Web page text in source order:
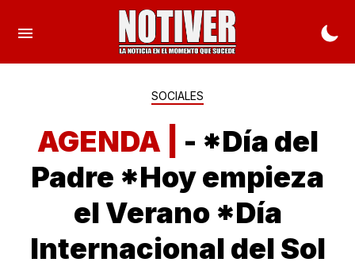
SOCIALES
AGENDA | - *Día del
Padre *Hoy empieza
el Verano *Día
Internacional del Sol